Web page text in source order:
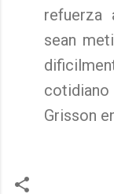
refuerza
sean
Grisson